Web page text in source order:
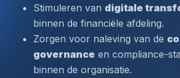
Stimuleren van digitale
binnen de financiële afdeling.
Zorgen voor naleving van de
governance en compliance-
binnen de organisatie.